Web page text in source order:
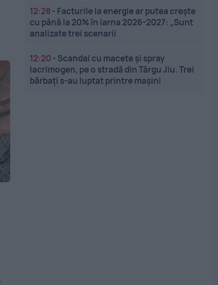
12:28 - Facturile la energie ar putea crește
cu până la 20% în iarna 2026-2027: „Sunt
analizate trei scenarii
12:20 - Scandal cu macete și spray
lacrimogen, pe o stradă din Târgu Jiu. Trei
bărbați s-au luptat printre mașini